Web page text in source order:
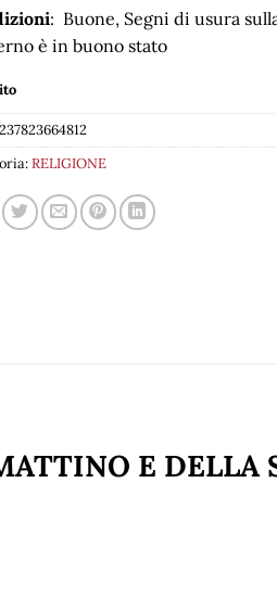
: Buone, Segni di usura
è in buono stato
237823664812
RELIGIONE
E DELLA